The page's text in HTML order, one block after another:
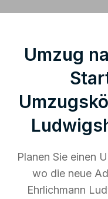
Umzug
Planen Sie einen
wo die neue
Ehrlichmann